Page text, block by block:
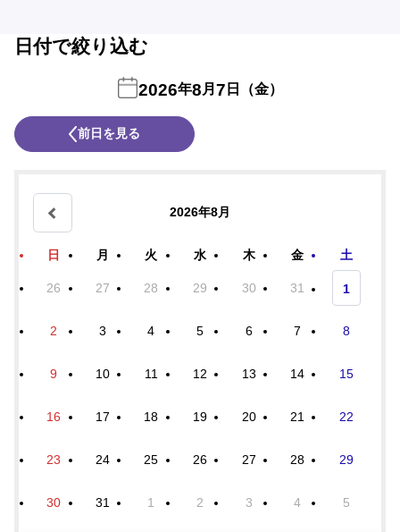
日付で絞り込む
前日を見る
2026年8 月 7 日（金）
2026年8月
日 月 火 水 木 金 土
26 27 28 29 30 31 1
2 3 4 5 6 7 8
9 10 11 12 13 14 15
16 17 18 19 20 21 22
23 24 25 26 27 28 29
30 31 1 2 3 4 5